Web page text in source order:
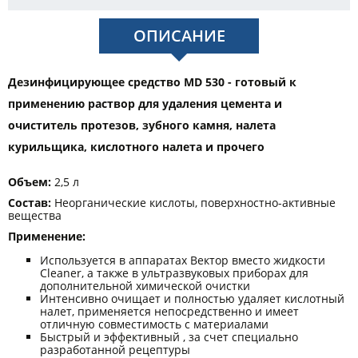
ОПИСАНИЕ
Дезинфицирующее средство MD 530 - готовый к
применению раствор для удаления цемента и
очиститель протезов, зубного камня, налета
курильщика, кислотного налета и прочего
Объем: 2,5 л
Состав: Неорганические кислоты, поверхностно-активные
вещества
Применение:
Используется в аппаратах Вектор вместо жидкости
Cleaner, а также в ультразвуковых приборах для
дополнительной химической очистки
Интенсивно очищает и полностью удаляет кислотный
налет, применяется непосредственно и имеет
отличную совместимость с материалами
Быстрый и эффективный , за счет специально
разработанной рецептуры